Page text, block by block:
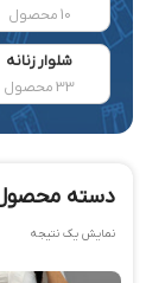
10 محصول
شلوار زنانه
33 محصول
دسته
نمایش یک نتیجه